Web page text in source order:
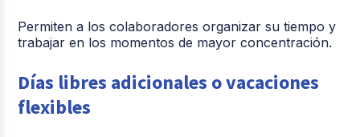
Permiten a los colaboradores organizar su tiempo y
trabajar en los momentos de mayor concentración.
Días libres adicionales o vacaciones
flexibles